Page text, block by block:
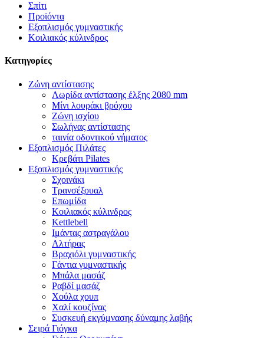
Σπίτι
Προϊόντα
Εξοπλισμός γυμναστικής
Κοιλιακός κύλινδρος
Κατηγορίες
Ζώνη αντίστασης
Λωρίδα αντίστασης έλξης 2080 mm
Μίνι λουράκι βρόχου
Ζώνη ισχίου
Σωλήνας αντίστασης
ταινία οδοντικού νήματος
Εξοπλισμός Πιλάτες
Κρεβάτι Pilates
Εξοπλισμός γυμναστικής
Σχοινάκι
Τρανσέξουαλ
Επωμίδα
Κοιλιακός κύλινδρος
Kettlebell
Ιμάντας αστραγάλου
Αλτήρας
Βραχιόλι γυμναστικής
Γάντια γυμναστικής
Μπάλα μασάζ
Ραβδί μασάζ
Χούλα χουπ
Χαλί κουζίνας
Συσκευή εκγύμνασης δύναμης λαβής
Σειρά Γιόγκα